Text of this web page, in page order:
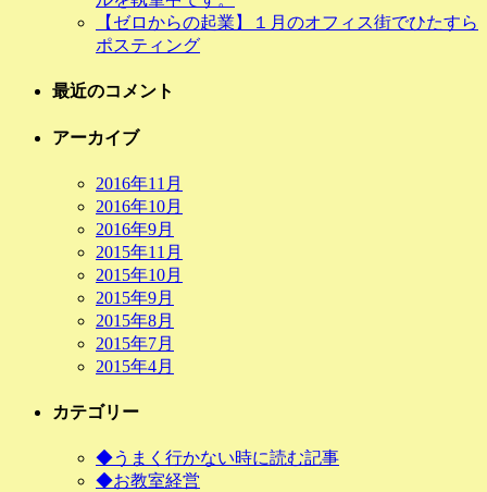
【ゼロからの起業】１月のオフィス街でひたすら
ポスティング
最近のコメント
アーカイブ
2016年11月
2016年10月
2016年9月
2015年11月
2015年10月
2015年9月
2015年8月
2015年7月
2015年4月
カテゴリー
◆うまく行かない時に読む記事
◆お教室経営